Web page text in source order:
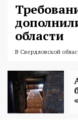
области
В Свердловской